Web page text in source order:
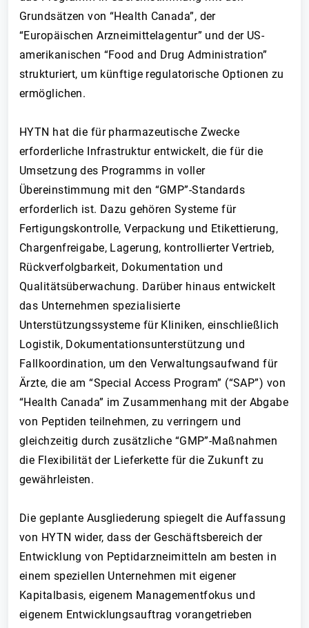
Grundsätzen von “Health Canada”, der
“Europäischen Arzneimittelagentur” und der US-
amerikanischen “Food and Drug Administration”
strukturiert, um künftige regulatorische Optionen zu
ermöglichen.
HYTN hat die für pharmazeutische Zwecke
erforderliche Infrastruktur entwickelt, die für die
Umsetzung des Programms in voller
Übereinstimmung mit den “GMP”-Standards
erforderlich ist. Dazu gehören Systeme für
Fertigungskontrolle, Verpackung und Etikettierung,
Chargenfreigabe, Lagerung, kontrollierter Vertrieb,
Rückverfolgbarkeit, Dokumentation und
Qualitätsüberwachung. Darüber hinaus entwickelt
das Unternehmen spezialisierte
Unterstützungssysteme für Kliniken, einschließlich
Logistik, Dokumentationsunterstützung und
Fallkoordination, um den Verwaltungsaufwand für
Ärzte, die am “Special Access Program” (“SAP”) von
“Health Canada” im Zusammenhang mit der Abgabe
von Peptiden teilnehmen, zu verringern und
gleichzeitig durch zusätzliche “GMP”-Maßnahmen
die Flexibilität der Lieferkette für die Zukunft zu
gewährleisten.
Die geplante Ausgliederung spiegelt die Auffassung
von HYTN wider, dass der Geschäftsbereich der
Entwicklung von Peptidarzneimitteln am besten in
einem speziellen Unternehmen mit eigener
Kapitalbasis, eigenem Managementfokus und
eigenem Entwicklungsauftrag vorangetrieben